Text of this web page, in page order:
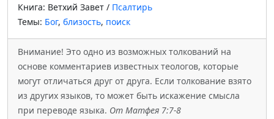
Книга: Ветхий Завет / Псалтирь
Темы: Бог, близость, поиск
Внимание! Это одно из возможных толкований на
основе комментариев известных теологов, которые
могут отличаться друг от друга. Если толкование взято
из других языков, то может быть искажение смысла
при переводе языка. От Матфея 7:7-8